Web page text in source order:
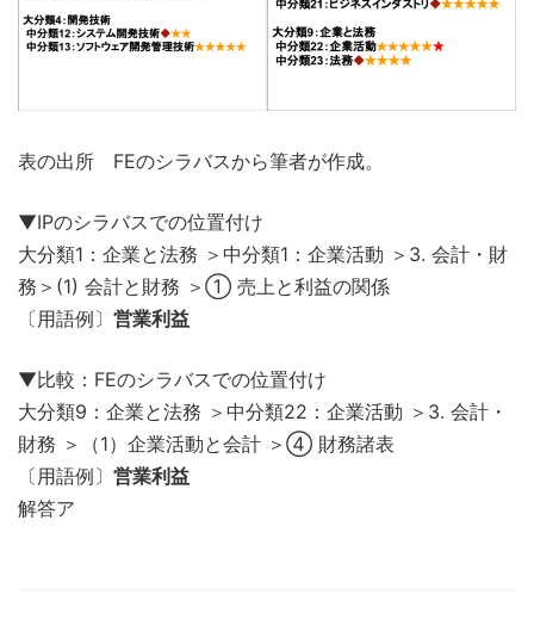
表の出所 FEのシラバスから筆者が作成。
▼IPのシラバスでの位置付け
大分類1：企業と法務 ＞中分類1：企業活動 ＞3. 会計・財
務＞(1) 会計と財務 ＞① 売上と利益の関係
〔用語例〕 営業利益
▼比較：FEのシラバスでの位置付け
大分類9：企業と法務 ＞中分類22：企業活動 ＞3. 会計・
財務 ＞（1）企業活動と会計 ＞④ 財務諸表
〔用語例〕 営業利益
解答ア